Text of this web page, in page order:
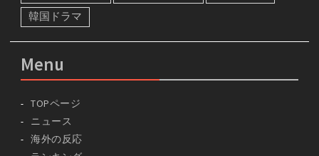
韓国ドラマ
Menu
TOPページ
ニュース
海外の反応